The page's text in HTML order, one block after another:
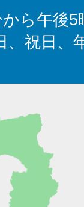
ら午後5
、祝日、